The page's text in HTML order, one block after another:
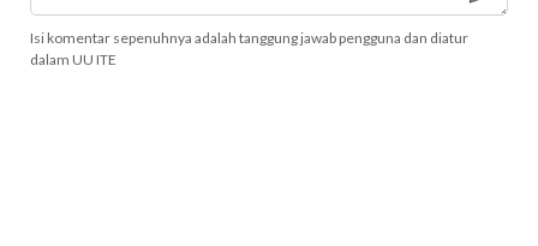
Isi komentar sepenuhnya adalah tanggung jawab pengguna dan diatur
dalam UU ITE